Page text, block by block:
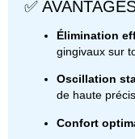
✅
Élimination
gingivaux sur
Oscillation
de haute
Confort